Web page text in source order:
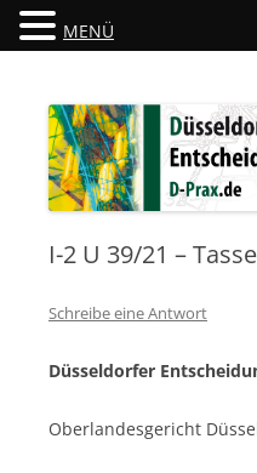
Düsseldorfer
I-2 U 39/21 –
Schreibe eine Antwort
Düsseldorfer
Oberlandesgericht
MENÜ